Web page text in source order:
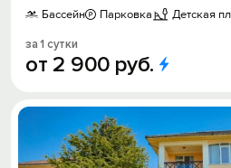
Бассейн
Парковка Детская
за 1 сутки
от 2 900 руб.